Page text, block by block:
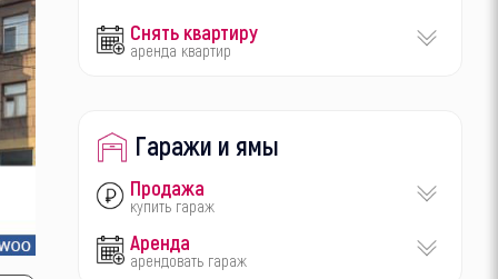
Снять квартиру
аренда квартир
Гаражи и ямы
Продажа
купить гараж
Аренда
арендовать гараж